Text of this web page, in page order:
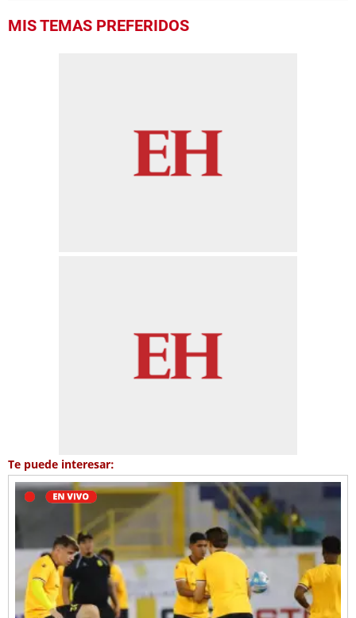
MIS TEMAS PREFERIDOS
Te puede interesar: